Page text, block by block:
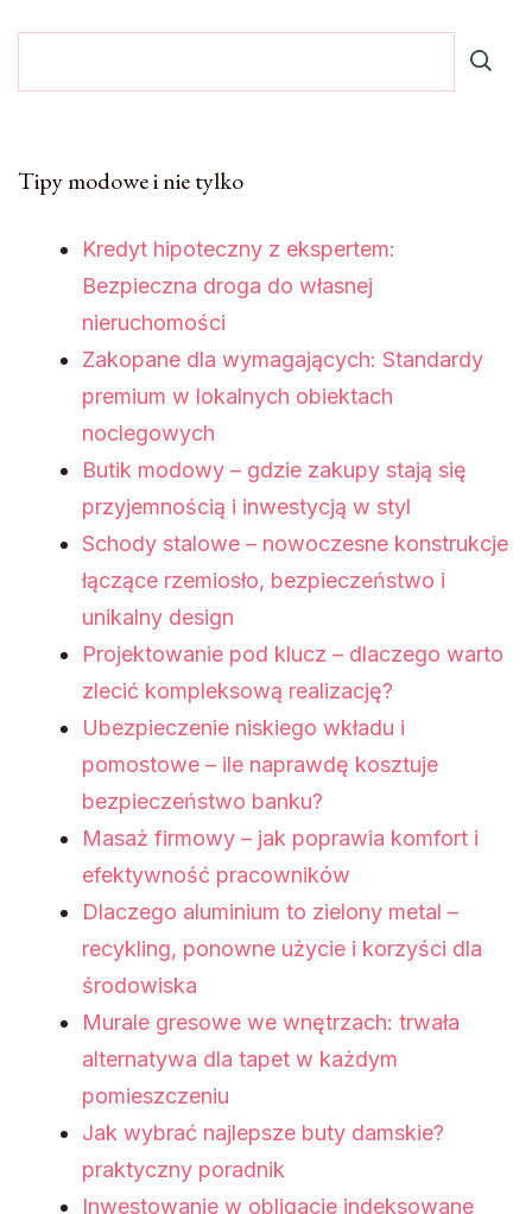
Tipy modowe i nie tylko
Kredyt hipoteczny z ekspertem:
Bezpieczna droga do własnej
nieruchomości
Zakopane dla wymagających: Standardy
premium w lokalnych obiektach
noclegowych
Butik modowy – gdzie zakupy stają się
przyjemnością i inwestycją w styl
Schody stalowe – nowoczesne konstrukcje
łączące rzemiosło, bezpieczeństwo i
unikalny design
Projektowanie pod klucz – dlaczego warto
zlecić kompleksową realizację?
Ubezpieczenie niskiego wkładu i
pomostowe – ile naprawdę kosztuje
bezpieczeństwo banku?
Masaż firmowy – jak poprawia komfort i
efektywność pracowników
Dlaczego aluminium to zielony metal –
recykling, ponowne użycie i korzyści dla
środowiska
Murale gresowe we wnętrzach: trwała
alternatywa dla tapet w każdym
pomieszczeniu
Jak wybrać najlepsze buty damskie?
praktyczny poradnik
Inwestowanie w obligacje indeksowane